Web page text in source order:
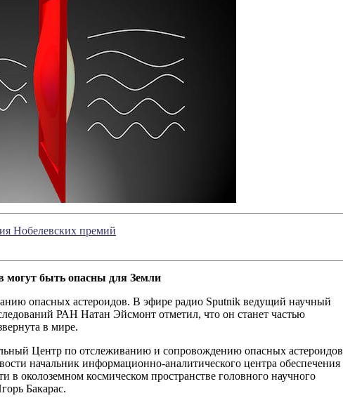
Нобелевских премий
могут быть опасны для Земли
опасных астероидов. В эфире радио Sputnik ведущий научный
РАН Натан Эйсмонт отметил, что он станет частью
в мире.
Центр по отслеживанию и сопровождению опасных астероидов
начальник информационно-аналитического центра обеспечения
в околоземном космическом пространстве головного научного
Бакарас.